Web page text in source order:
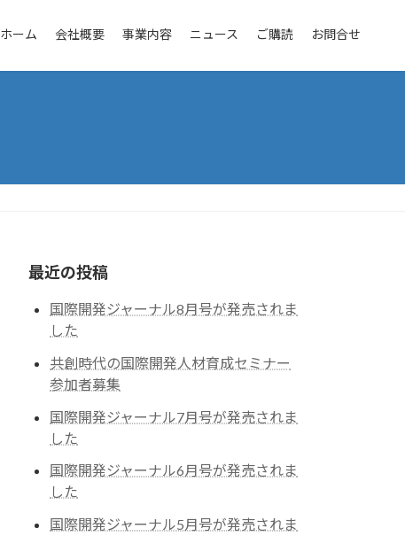
ホーム 会社概要 事業内容 ニュース ご購読 お問合せ
最近の投稿
国際開発ジャーナル8月号が発売されま
した
共創時代の国際開発人材育成セミナー
参加者募集
国際開発ジャーナル7月号が発売されま
した
国際開発ジャーナル6月号が発売されま
した
国際開発ジャーナル5月号が発売されま